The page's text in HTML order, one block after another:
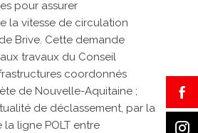
pour assurer
la vitesse de circulation
Brive. Cette demande
travaux du Conseil
coordonnés
de Nouvelle-Aquitaine ;
de déclassement, par la
la ligne POLT entre